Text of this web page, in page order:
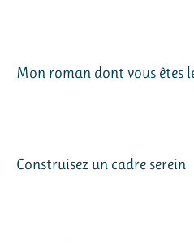
Mon roman dont vous êtes
Construisez un cadre serein